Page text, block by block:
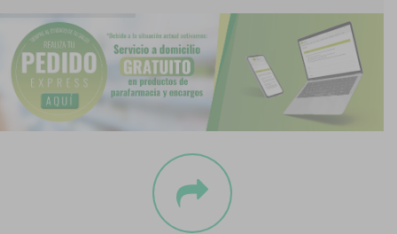
Pedidos express
Blog
Contacto
Boletín